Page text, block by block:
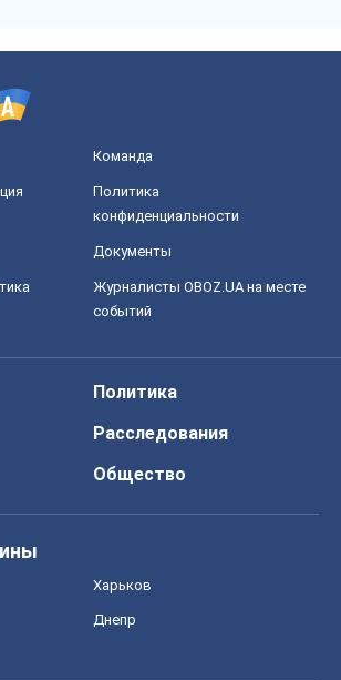
Команда
Политика
конфиденциальности
Документы
Журналисты OBOZ.UA на месте
событий
Политика
Расследования
Общество
Харьков
Днепр